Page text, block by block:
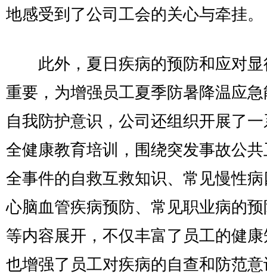
地感受到了公司工会的关心与牵挂。
此外，夏日疾病的预防和应对显
重要，为增强员工夏季防暑降温应
自我防护意识，公司还组织开展了
全健康教育培训，围绕突发事故公
全事件的自救互救知识、常见慢性
心脑血管疾病预防、常见职业病的
等内容展开，不仅丰富了员工的健
也增强了员工对疾病的自查和防范